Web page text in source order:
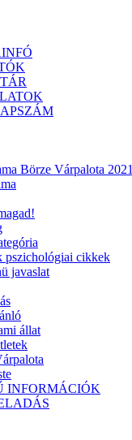
Börze Várpalota 2021
pszichológiai cikkek
javaslat
állat
INFORMÁCIÓK